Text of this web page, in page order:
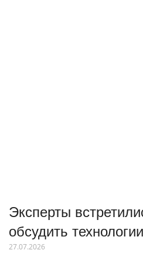
Эксперты
обсудить
27.07.2026